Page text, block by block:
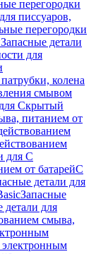
перегородки
писсуаров,
перегородки
Запасные детали
для
колена
смывом
Скрытый
питанием от
для С
от батарейС
детали для
Запасные
детали для
смыва,